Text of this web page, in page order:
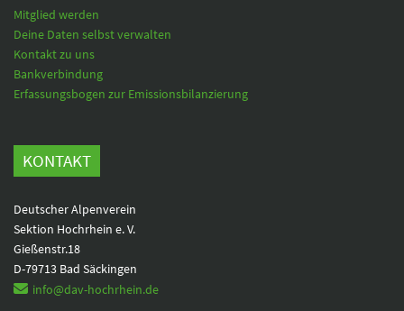
Mitglied werden
Deine Daten selbst verwalten
Kontakt zu uns
Bankverbindung
Erfassungsbogen zur Emissionsbilanzierung
KONTAKT
Deutscher Alpenverein
Sektion Hochrhein e. V.
Gießenstr.18
D-79713 Bad Säckingen
info@dav-hochrhein.de